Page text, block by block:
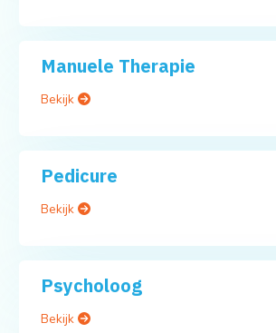
Manuele Therapie
Bekijk
Pedicure
Bekijk
Psycholoog
Bekijk